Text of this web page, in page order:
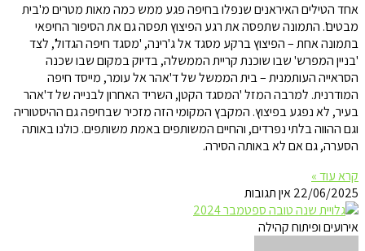
אחד הטילים האיראנים שנפלו בחיפה פגע ממש כמה מאות מטרים מ'בית
מבטים'. התמונה שתפסה את רגע הפיצוץ תפסה גם את הסיפור החיפאי
בתמונה אחת – הפיצוץ ברקע מסגד אל ג'רינה, 'מסגד חיפה הגדול', לצד
'בניין המפרש' שבו שוכנת קריית הממשלה, בדיוק במקום שבו שכנה
הסראייה העותמנית – בית הממשל של ד'אהר אל עומר, מייסד חיפה
המודרנית. למרבה המזל 'המסגד הקטן, השריד האחרון לבנייה של ד'אהר
בעיר, לא נפגע בפיצוץ. המקבץ המקומי הזה מזכיר שבחיפה גם ההיסטוריה
וגם ההווה בלתי נפרדים, והחיים המשותפים באמת משותפים. כולנו באותה
הסערה, גם אם לא באותה הסירה.
קרא עוד »
22/06/2025אין תגובות
אירועים ופיתוח קהילה